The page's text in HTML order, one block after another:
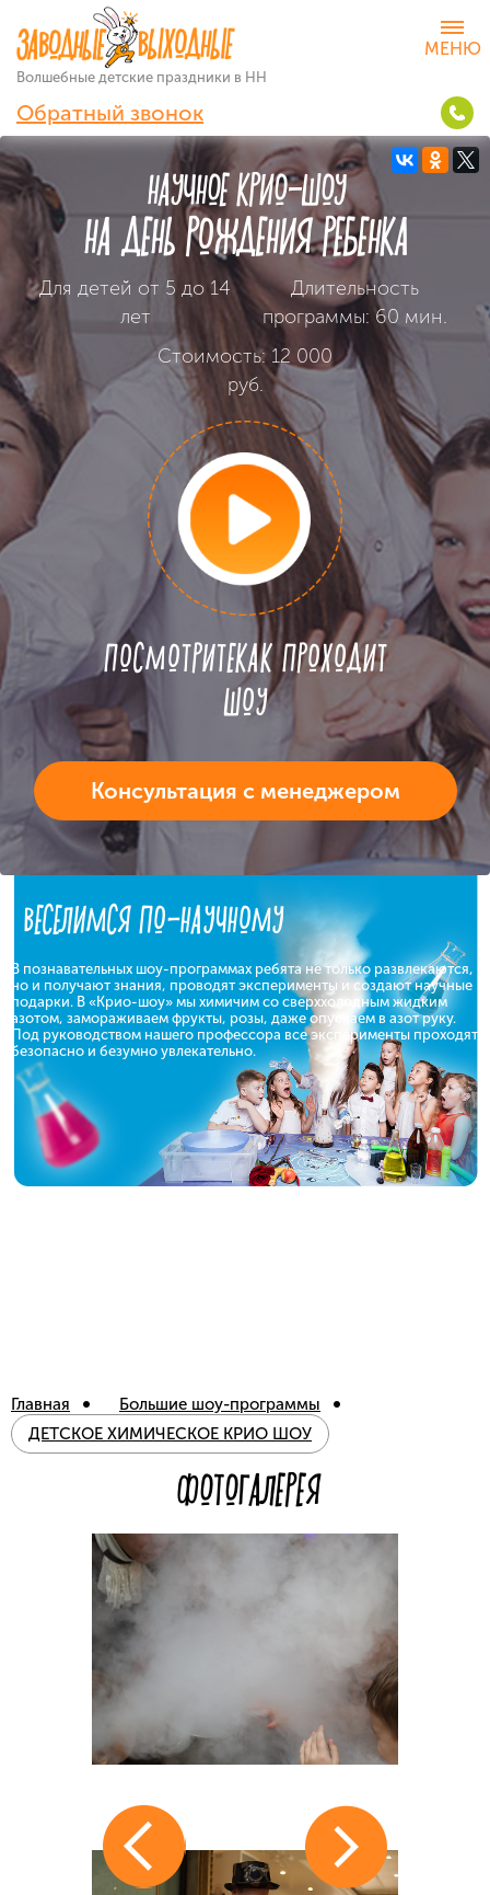
Волшебные детские праздники в НН
Обратный звонок
НАУЧНОЕ КРИО-ШОУ
НА ДЕНЬ РОЖДЕНИЯ РЕБЕНКА
Для детей от 5 до 14
лет
Длительность
программы: 60 мин.
Стоимость: 12 000
руб.
ПОСМОТРИТЕКАК ПРОХОДИТ
ШОУ
Консультация с менеджером
ВЕСЕЛИМСЯ ПО-НАУЧНОМУ
В познавательных шоу-программах ребята не только развлекаются,
но и получают знания, проводят эксперименты и создают научные
подарки. В «Крио-шоу» мы химичим со сверххолодным жидким
азотом, замораживаем фрукты, розы, даже опускаем в азот руку.
Под руководством нашего профессора все эксперименты проходят
безопасно и безумно увлекательно.
Главная
Большие шоу-программы
ДЕТСКОЕ ХИМИЧЕСКОЕ КРИО ШОУ
ФОТОГАЛЕРЕЯ